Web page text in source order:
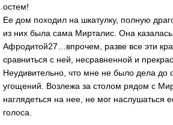
остем!
Ее дом походил на шкатулку, полную
из них была сама Мирталис. Она
Афродитой27…впрочем, разве все эти
сравниться с ней, несравненной и
Неудивительно, что мне не было дела до
угощений. Возлежа за столом рядом с
наглядеться на нее, не мог наслушаться
голоса.